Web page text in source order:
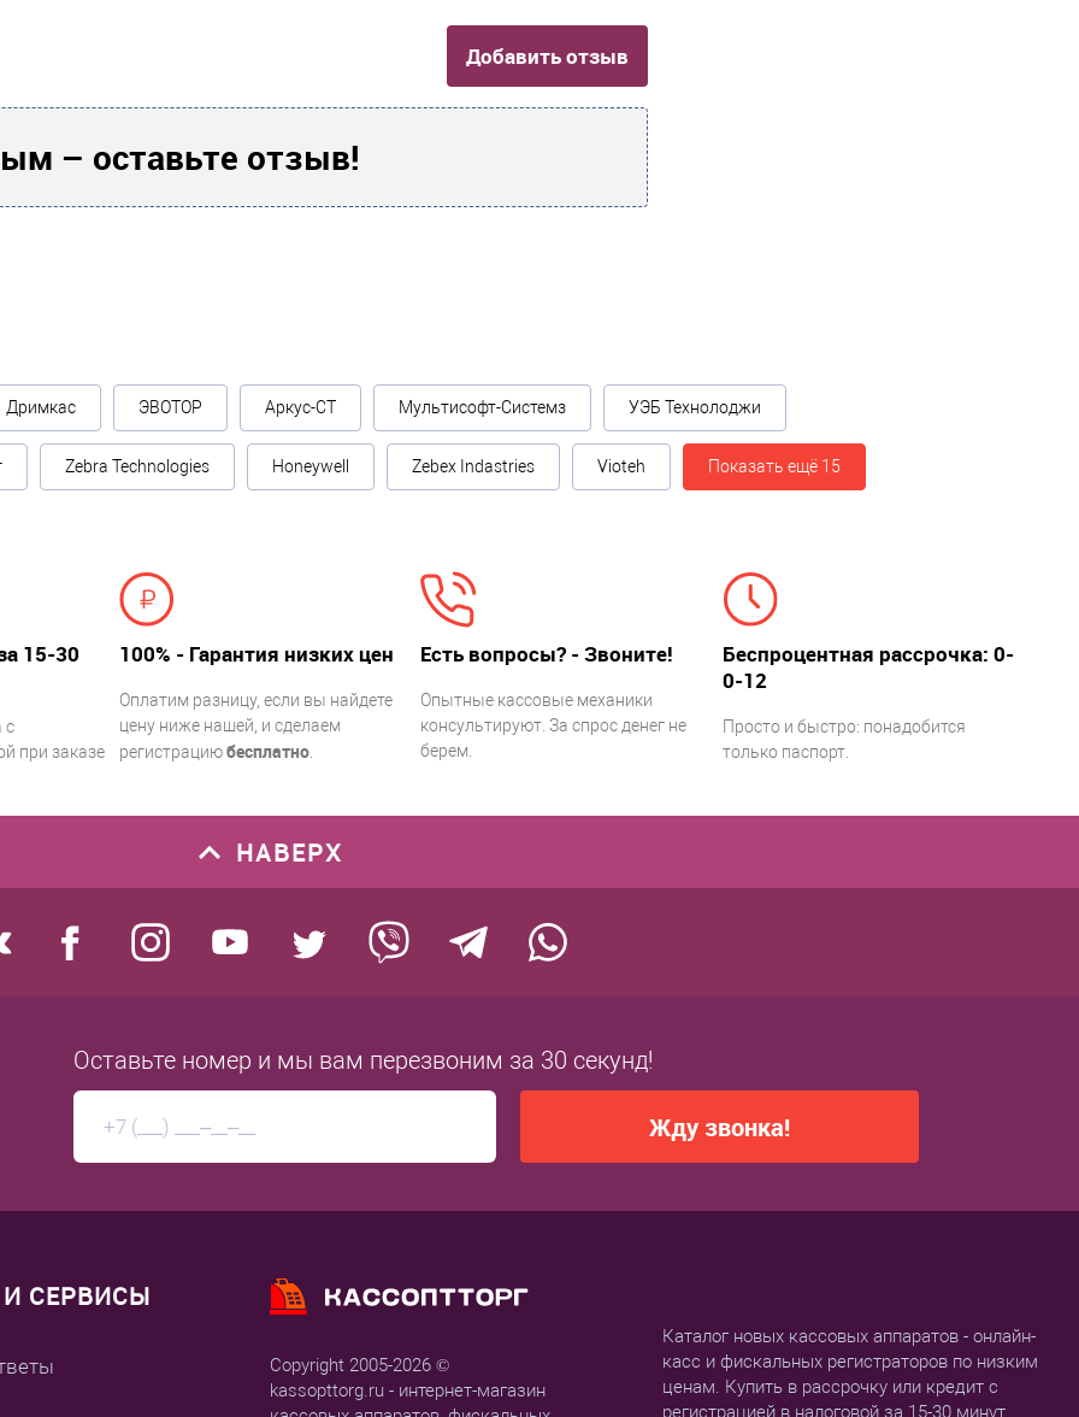
Добавить отзыв
– оставьте отзыв!
Дримкас ЭВОТОР Аркус-СТ Мультисофт-Системз УЭБ Технолоджи
Zebra Technologies Honeywell Zebex Indastries Vioteh Показать ещё 15
15-30
с
при заказе
100% - Гарантия низких цен
Оплатим разницу, если вы найдете
цену ниже нашей, и сделаем
регистрациюбесплатно.
Есть вопросы? - Звоните!
Опытные кассовые механики
консультируют. За спрос денег не
берем.
Беспроцентная рассрочка: 0-
0-12
Просто и быстро: понадобится
только паспорт.
НАВЕРХ
Оставьте номер и мы вам перезвоним за 30 секунд!
Жду звонка!
СЕРВИСЫ
Copyright 2005-2026 ©
kassopttorg.ru - интернет-магазин
Каталог новых кассовых аппаратов - онлайн-
касс и фискальных регистраторов по низким
ценам. Купить в рассрочку или кредит с
регистрацией в налоговой за 15-30 минут.